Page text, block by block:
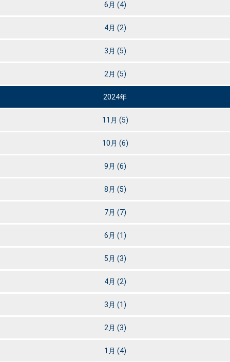
6月 (4)
4月 (2)
3月 (5)
2月 (5)
2024年
11月 (5)
10月 (6)
9月 (6)
8月 (5)
7月 (7)
6月 (1)
5月 (3)
4月 (2)
3月 (1)
2月 (3)
1月 (4)